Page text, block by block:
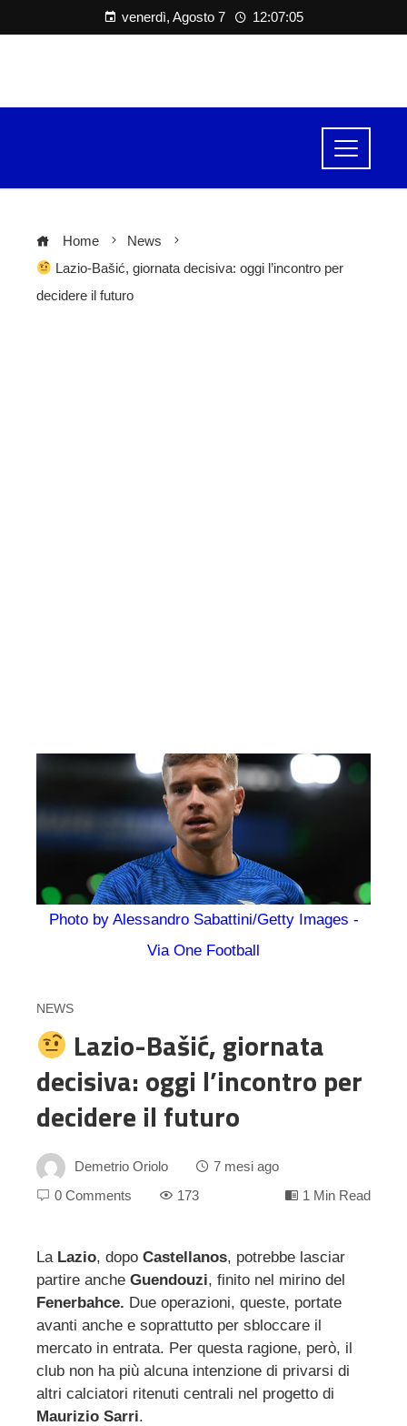
venerdì, Agosto 7 12:07:06
Home
News
Lazio-Bašić, giornata decisiva: oggi l’incontro per
decidere il futuro
Photo by Alessandro Sabattini/Getty Images -
Via One Football
NEWS
Lazio-Bašić, giornata
decisiva: oggi l’incontro per
decidere il futuro
Demetrio Oriolo
7 mesi ago
0 Comments
173 1 Min Read
La Lazio, dopo Castellanos, potrebbe lasciar
partire anche Guendouzi, finito nel mirino del
Fenerbahce. Due operazioni, queste, portate
avanti anche e soprattutto per sbloccare il
mercato in entrata. Per questa ragione, però, il
club non ha più alcuna intenzione di privarsi di
altri calciatori ritenuti centrali nel progetto di
Maurizio Sarri.